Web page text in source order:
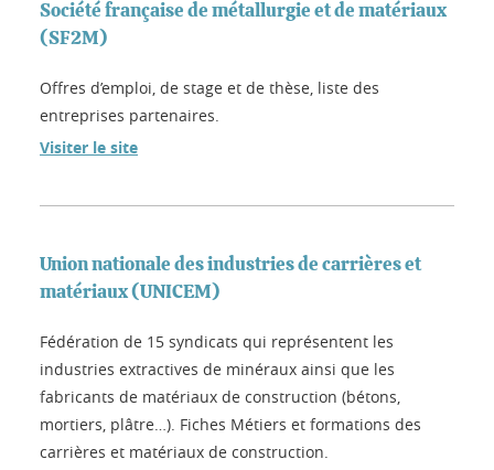
Société française de métallurgie et de matériaux
(SF2M)
Offres d’emploi, de stage et de thèse, liste des
entreprises partenaires.
Visiter le site
Union nationale des industries de carrières et
matériaux (UNICEM)
Fédération de 15 syndicats qui représentent les
industries extractives de minéraux ainsi que les
fabricants de matériaux de construction (bétons,
mortiers, plâtre…). Fiches Métiers et formations des
carrières et matériaux de construction.